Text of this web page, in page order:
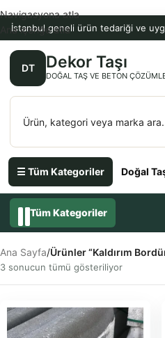
İstanbul geneli ürün tedariği ve
DT Dekor Taşı
DOĞAL TAŞ VE BETON
☰ Tüm Kategoriler Doğal
Navigasyona atla
Ana içeriğe atla
Tüm Kategoriler
Ana Sayfa/Ürünler “Kaldırım
3 sonucun tümü gösteriliyor